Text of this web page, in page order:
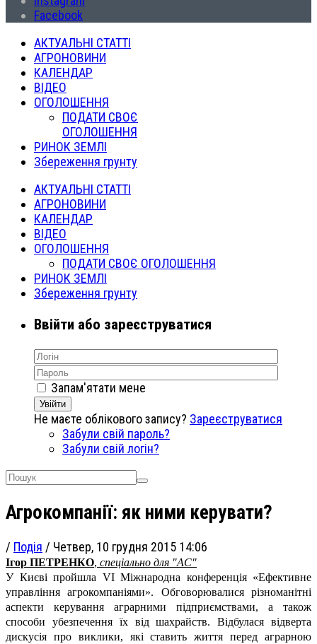
Facebook
АКТУАЛЬНІ СТАТТІ
АГРОНОВИНИ
КАЛЕНДАР
ВІДЕО
ОГОЛОШЕННЯ
ПОДАТИ СВОЄ
ОГОЛОШЕННЯ
РИНОК ЗЕМЛІ
Збереження грунту
АКТУАЛЬНІ СТАТТІ
АГРОНОВИНИ
КАЛЕНДАР
ВІДЕО
ОГОЛОШЕННЯ
ПОДАТИ СВОЄ ОГОЛОШЕННЯ
РИНОК ЗЕМЛІ
Збереження грунту
Ввійти або зареєструватися
Запам'ятати мене
Увійти
Не маєте облікового запису? Зареєструватися
Забули свій пароль?
Забули свій логін?
Агрокомпанії: як ними керувати?
/ Подія / Четвер, 10 грудня 2015 14:06
Ігор ПЕТРЕНКО, спеціально для "АС"
У Києві пройшла VІ Міжнародна конференція «Ефективне
управління агрокомпаніями». Обговорювалися різноманітні
аспекти керування аграрними підприємствами, а також
способи убезпечення їх від шахрайств. Відбулася відверта
дискусія про виклики, які ставить життя перед аграрною